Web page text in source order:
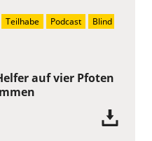
auf vier Pfoten
Teilhabe Podcast
Blind